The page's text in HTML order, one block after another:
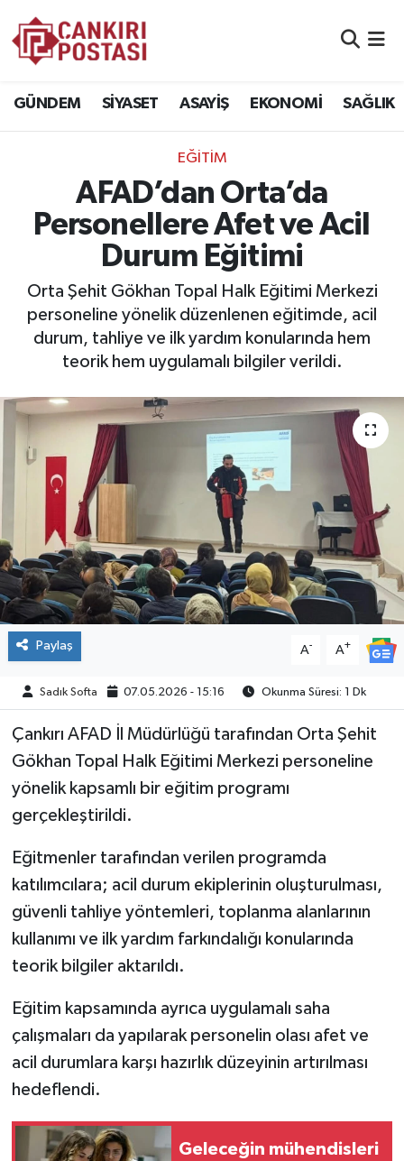
GÜNDEM SİYASET ASAYİŞ EKONOMİ SAĞLIK
EĞİTİM
AFAD’dan Orta’da
Personellere Afet ve Acil
Durum Eğitimi
Orta Şehit Gökhan Topal Halk Eğitimi Merkezi
personeline yönelik düzenlenen eğitimde, acil
durum, tahliye ve ilk yardım konularında hem
teorik hem uygulamalı bilgiler verildi.
Paylaş A- A+
Sadık Softa 07.05.2026 - 15:16 Okunma Süresi: 1 Dk
Çankırı AFAD İl Müdürlüğü tarafından Orta Şehit
Gökhan Topal Halk Eğitimi Merkezi personeline
yönelik kapsamlı bir eğitim programı
gerçekleştirildi.
Eğitmenler tarafından verilen programda
katılımcılara; acil durum ekiplerinin oluşturulması,
güvenli tahliye yöntemleri, toplanma alanlarının
kullanımı ve ilk yardım farkındalığı konularında
teorik bilgiler aktarıldı.
Eğitim kapsamında ayrıca uygulamalı saha
çalışmaları da yapılarak personelin olası afet ve
acil durumlara karşı hazırlık düzeyinin artırılması
hedeflendi.
Geleceğin mühendisleri
EKONOMİ
SPOR
EĞİTİM
ÇEVRE
İLÇELER
RESMİ İLANLAR
KÜLTÜR
TURİZM
MAGAZİN
VEFAT
BİLİM&TEKNOLOJİ
TÜRKİYE
DÜNYA
Trafik Durumu
Süper Lig Puan Durumu ve Fikstür
Tüm Manşetler
Son Dakika Haberleri